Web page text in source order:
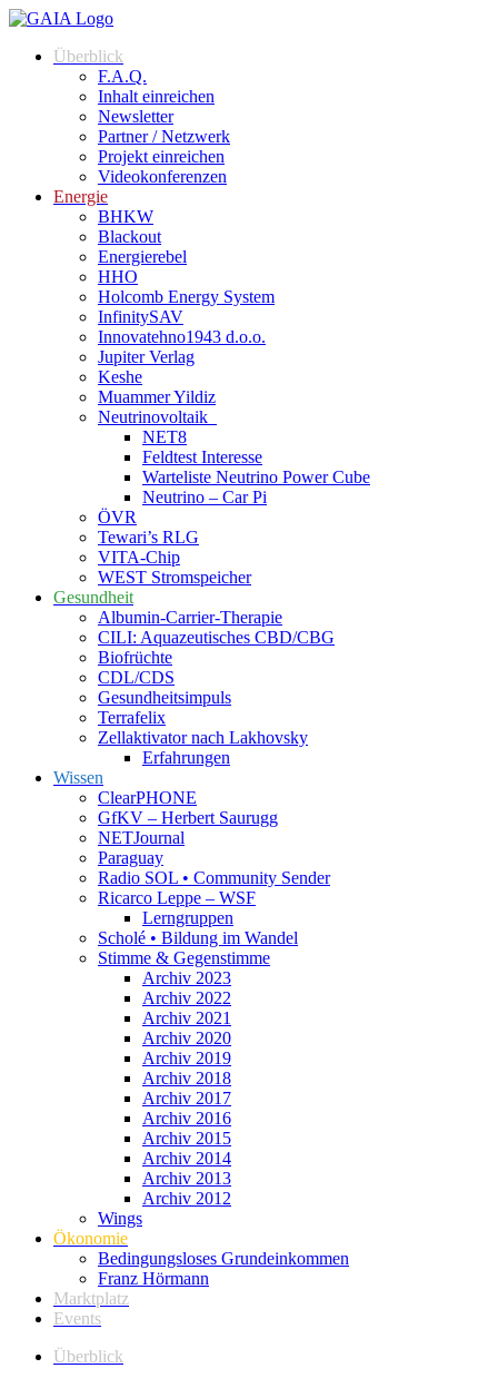
Zum
springenÜberblick
F.A.Q.
Inhalt einreichen
Newsletter
Partner / Netzwerk
Projekt einreichen
Videokonferenzen
Energie
BHKW
Blackout
Energierebel
HHO
Holcomb Energy System
InfinitySAV
Innovatehno1943 d.o.o.
Jupiter Verlag
Keshe
Muammer Yildiz
Neutrinovoltaik
NET8
Feldtest Interesse
Warteliste Neutrino Power Cube
Neutrino – Car Pi
ÖVR
Tewari’s RLG
VITA-Chip
WEST Stromspeicher
Gesundheit
Albumin-Carrier-Therapie
CILI: Aquazeutisches CBD/CBG
Biofrüchte
CDL/CDS
Gesundheitsimpuls
Terrafelix
Zellaktivator nach Lakhovsky
Erfahrungen
Wissen
ClearPHONE
GfKV – Herbert Saurugg
NETJournal
Paraguay
Radio SOL • Community Sender
Ricarco Leppe – WSF
Lerngruppen
Scholé • Bildung im Wandel
Stimme & Gegenstimme
Archiv 2023
Archiv 2022
Archiv 2021
Archiv 2020
Archiv 2019
Archiv 2018
Archiv 2017
Archiv 2016
Archiv 2015
Archiv 2014
Archiv 2013
Archiv 2012
Wings
Ökonomie
Bedingungsloses Grundeinkommen
Franz Hörmann
Marktplatz
Events
Überblick